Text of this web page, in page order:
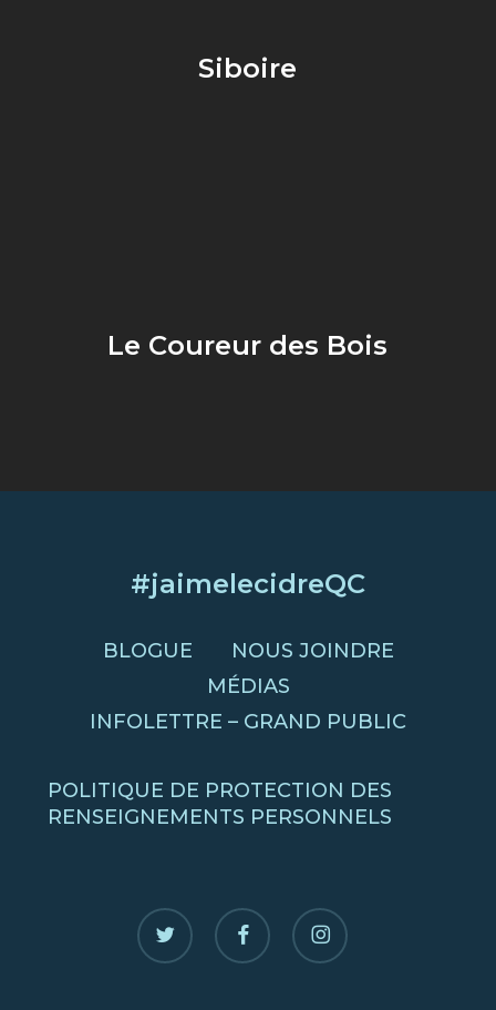
Siboire
Le Coureur des Bois
#jaimelecidreQC
BLOGUE
NOUS JOINDRE
MÉDIAS
INFOLETTRE – GRAND PUBLIC
POLITIQUE DE PROTECTION DES
RENSEIGNEMENTS PERSONNELS
twitter facebook instagram